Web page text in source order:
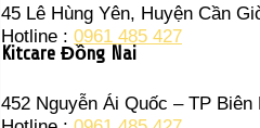
45 Lê Hùng Yên, Huyện Cần
Hotline : 0961 485 427
Kitcare Đồng Nai
452 Nguyễn Ái Quốc – TP Biên